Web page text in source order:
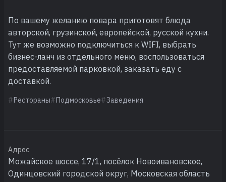
По вашему желанию повара приготовят блюда
авторской, грузинской, европейской, русской кухни.
Тут же возможно подключиться к WIFI, выбрать
бизнес-ланч из отдельного меню, воспользоваться
предоставляемой парковкой, заказать еду с
доставкой.
Рестораны Подмосковье Заведения
Адрес
Можайское шоссе, 17/1, посёлок Новоивановское,
Одинцовский городской округ, Московская область